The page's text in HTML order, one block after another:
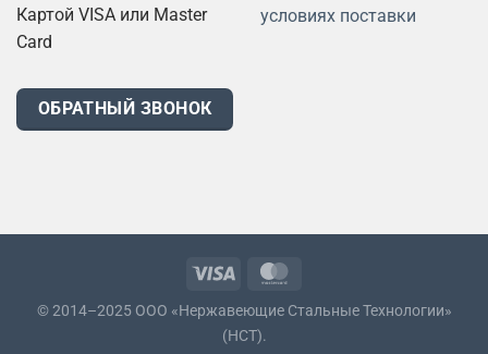
Картой VISA или Master
Card
условиях поставки
ОБРАТНЫЙ ЗВОНОК
© 2014–2025 ООО «Нержавеющие Стальные Технологии»
(НСТ).